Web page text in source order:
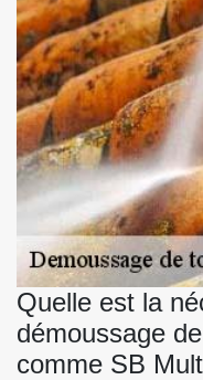
Quelle est la
démoussage
comme SB